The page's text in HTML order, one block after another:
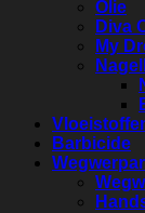
Olie
Diva
My
Barbicide